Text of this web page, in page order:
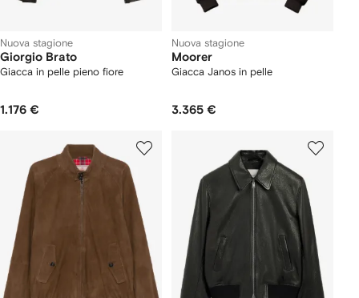
Nuova stagione
Giorgio Brato
Giacca in pelle pieno fiore
1.176 €
Nuova stagione
Moorer
Giacca Janos in pelle
3.365 €